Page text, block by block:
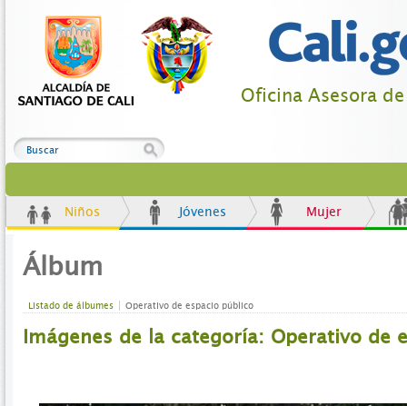
Oficina Asesora
Niños Jóvenes Mujer
Álbum
Listado de álbumes Operativo de espacio público
Imágenes de la categoría: Operativo de